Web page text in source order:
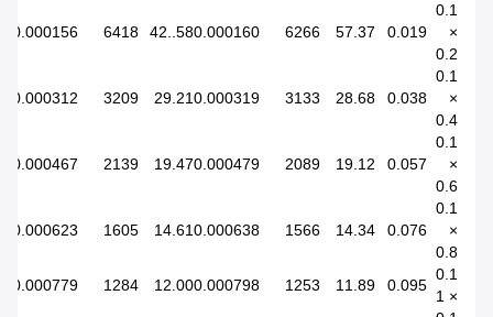
0.1
×
0.2
0.019
57.37
6266
0.000160
58..42
6418
0.000156
0.1
×
0.4
0.038
28.68
3133
0.000319
29.21
3209
0.000312
0.1
×
0.6
0.057
19.12
2089
0.000479
19.47
2139
0.000467
0.1
×
0.8
0.076
14.34
1566
0.000638
14.61
1605
0.000623
0.1
× 1
0.095
11.89
1253
0.000798
12.00
1284
0.000779